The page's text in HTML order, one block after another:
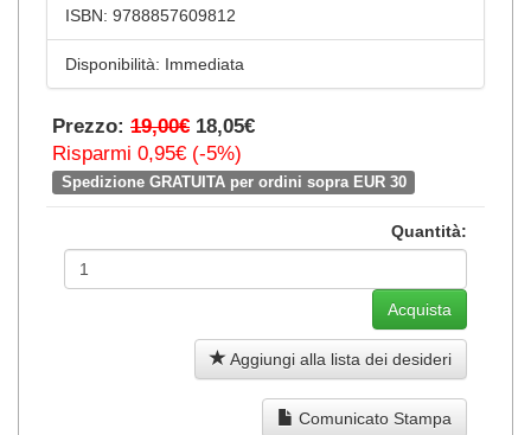
ISBN: 9788857609812
Disponibilità: Immediata
Prezzo: 19,00€ 18,05€
Risparmi 0,95€ (-5%)
Spedizione GRATUITA per ordini sopra EUR 30
Quantità:
Aggiungi alla lista dei desideri
Comunicato Stampa